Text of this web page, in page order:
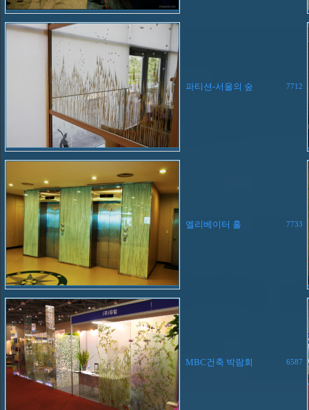
파티션-서울의 숲 7712
엘리베이터 홀 7733
MBC건축 박람회 6587